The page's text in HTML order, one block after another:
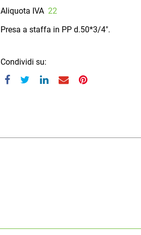
Aliquota IVA 22
Presa a staffa in PP d.50*3/4".
Condividi su: